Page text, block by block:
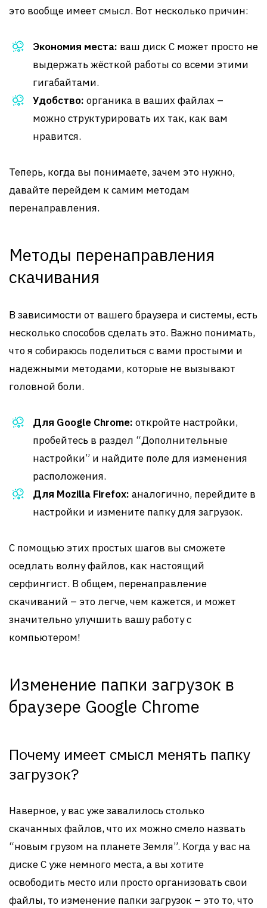
это вообще имеет смысл. Вот несколько причин:
Экономия места: ваш диск C может просто не
выдержать жёсткой работы со всеми этими
гигабайтами.
Удобство: органика в ваших файлах –
можно структурировать их так, как вам
нравится.
Теперь, когда вы понимаете, зачем это нужно,
давайте перейдем к самим методам
перенаправления.
Методы перенаправления
скачивания
В зависимости от вашего браузера и системы, есть
несколько способов сделать это. Важно понимать,
что я собираюсь поделиться с вами простыми и
надежными методами, которые не вызывают
головной боли.
Для Google Chrome: откройте настройки,
пробейтесь в раздел “Дополнительные
настройки” и найдите поле для изменения
расположения.
Для Mozilla Firefox: аналогично, перейдите в
настройки и измените папку для загрузок.
С помощью этих простых шагов вы сможете
оседлать волну файлов, как настоящий
серфингист. В общем, перенаправление
скачиваний – это легче, чем кажется, и может
значительно улучшить вашу работу с
компьютером!
Изменение папки загрузок в
браузере Google Chrome
Почему имеет смысл менять папку
загрузок?
Наверное, у вас уже завалилось столько
скачанных файлов, что их можно смело назвать
“новым грузом на планете Земля”. Когда у вас на
диске C уже немного места, а вы хотите
освободить место или просто организовать свои
файлы, то изменение папки загрузок – это то, что